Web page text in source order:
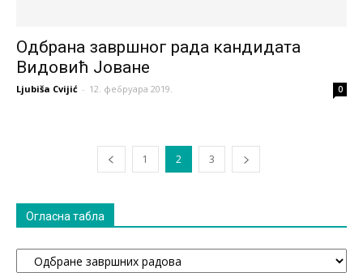
Одбрана завршног рада кандидата
Видовић Јоване
Ljubiša Cvijić - 12. фебруара 2019. 0
1 2 3
Огласна табла
Огласна
табла